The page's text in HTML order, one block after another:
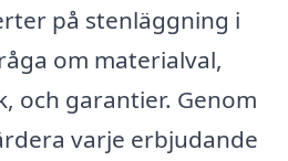
på stenläggning i
om materialval,
och garantier. Genom
varje erbjudande